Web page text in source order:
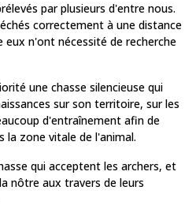
par plusieurs d'entre nous.
correctement à une distance
eux n'ont nécessité de recherche
une chasse silencieuse qui
sur son territoire, sur les
d'entraînement afin de
la zone vitale de l'animal.
qui acceptent les archers, et
nôtre aux travers de leurs